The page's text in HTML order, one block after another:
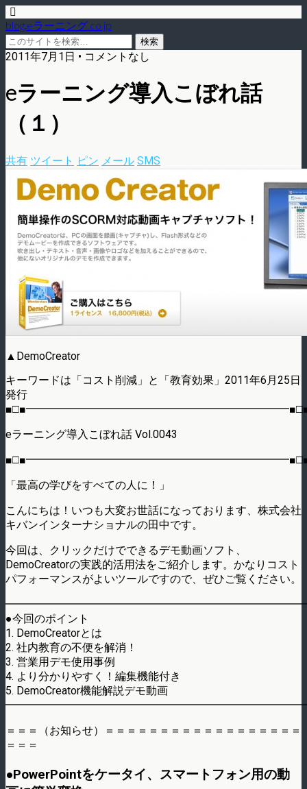
blog.eラーニング.co.jp
2011年7月1日 • コメントなし
eラーニング導入こぼれ話
（１）
共有 ツイート ピン メール SMS
▲DemoCreator
キーワードは「コスト削減」と「教育効果」2011年6月25日
発行
eラーニング導入こぼれ話 Vol.0043
「最高の学びをすべての人に！」
こんにちは！いつも大変お世話になっております、株式会社
キバンインターナショナルの田中です。
今回は、クリックだけでできるデモ動画ソフト、
DemoCreatorの実践的活用法をご紹介します。かなりコスト
パフォーマンスがよいツールですので、ぜひご覧ください。
●今回のポイント
1. DemoCreatorとは
2. 社内教育の不便を解消！
3. 営業用デモ使用事例
4. より分かりやすく！編集機能付き
5. DemoCreator機能解説デモ動画
＝＝＝（お知らせ）＝＝＝＝＝＝＝＝＝＝＝＝＝＝＝＝＝＝
＝＝＝
●PowerPointをケータイ、スマートフォン用の動